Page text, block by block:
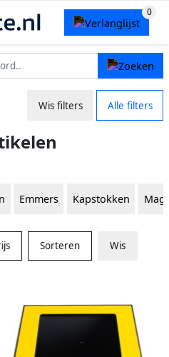
Wis filters Alle filters
Emmers Kapstokken
Sorteren Wis